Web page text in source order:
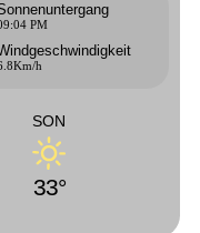
PM
h
SON
33°